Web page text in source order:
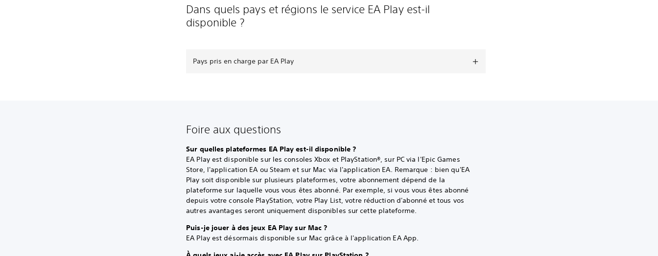
Dans quels pays et régions le service EA Play est-il
disponible ?
Pays pris en charge par EA Play
Foire aux questions
Sur quelles plateformes EA Play est-il disponible ?
EA Play est disponible sur les consoles Xbox et PlayStation®, sur PC via l'Epic Games
Store, l'application EA ou Steam et sur Mac via l'application EA. Remarque : bien qu'EA
Play soit disponible sur plusieurs plateformes, votre abonnement dépend de la
plateforme sur laquelle vous vous êtes abonné. Par exemple, si vous vous êtes abonné
depuis votre console PlayStation, votre Play List, votre réduction d'abonné et tous vos
autres avantages seront uniquement disponibles sur cette plateforme.
Puis-je jouer à des jeux EA Play sur Mac ?
EA Play est désormais disponible sur Mac grâce à l'application EA App.